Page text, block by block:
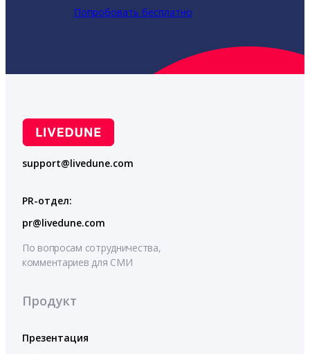
Попробовать бесплатно
support@livedune.com
PR-отдел:
pr@livedune.com
По вопросам сотрудничества,
комментариев для СМИ
Продукт
Презентация